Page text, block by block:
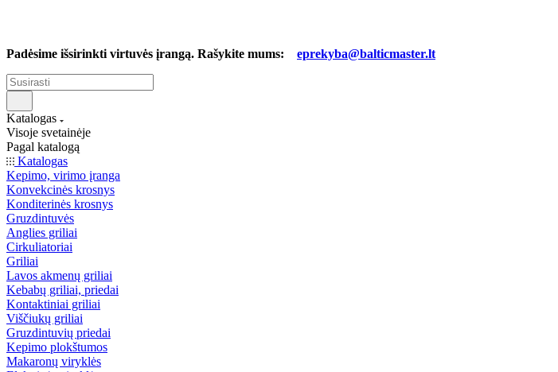
Padėsime išsirinkti virtuvės įrangą. Rašykite mums: eprekyba@balticmaster.lt
Katalogas
Visoje svetainėje
Pagal katalogą
Katalogas
Kepimo, virimo įranga
Konvekcinės krosnys
Konditerinės krosnys
Gruzdintuvės
Anglies griliai
Cirkuliatoriai
Griliai
Lavos akmenų griliai
Kebabų griliai, priedai
Kontaktiniai griliai
Viščiukų griliai
Gruzdintuvių priedai
Kepimo plokštumos
Makaronų viryklės